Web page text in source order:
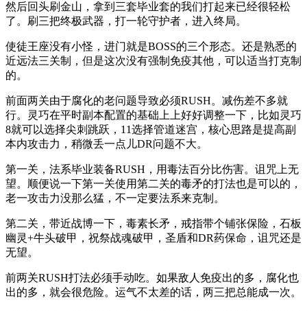
然后回头刷金山，拿到三套毕业套的我们打起来已经很轻松
了。刷三把终极武器，打一轮守护者，进入终局。
使徒王座没有小怪，进门就是BOSS的三个形态。还是熟悉的
近远法三关制，但是这次没有强制免疫其他，可以适当打克制
的。
前面两关由于腐化的老问题导致必须RUSH。减伤差不多就
行。灵巧在平时副本配置的基础上上好好调整一下，比如灵巧
8就可以选择尖刺跳跃，11选择管道迷宫，核心思路是提高副
本内攻击力，稍微丢一点儿DR问题不大。
第一关，法系毕业装备RUSH，用毒法百分比伤害。诅咒上无
望。顺便说一下第一关使用第二关的毒矛的打法也是可以的，
老一攻击力没那么猛，不一定要法系来克制。
第二关，带近战博一下，毒素长矛，戒指带个铺张保险，石板
幽灵+牛头破甲，祝祭战魂破甲，圣盾和DR药保命，诅咒还是
无望。
前两关RUSH打法必须手动吃。如果敌人免疫出的多，腐化也
出的多，就会很危险。运气不太差的话，两三把总能成一次。